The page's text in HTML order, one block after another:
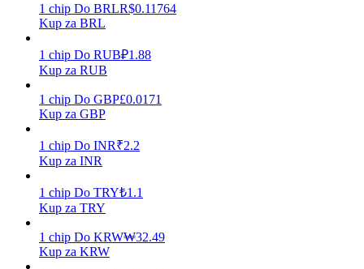
Codziennie zdobywaj konkurencyjne nagrody
1 chip Do BRLR$0.11764
Kup za BRL
1 chip Do RUB₽1.88
Kup za RUB
1 chip Do GBP£0.0171
Kup za GBP
1 chip Do INR₹2.2
Kup za INR
1 chip Do TRY₺1.1
Kup za TRY
1 chip Do KRW₩32.49
Kup za KRW